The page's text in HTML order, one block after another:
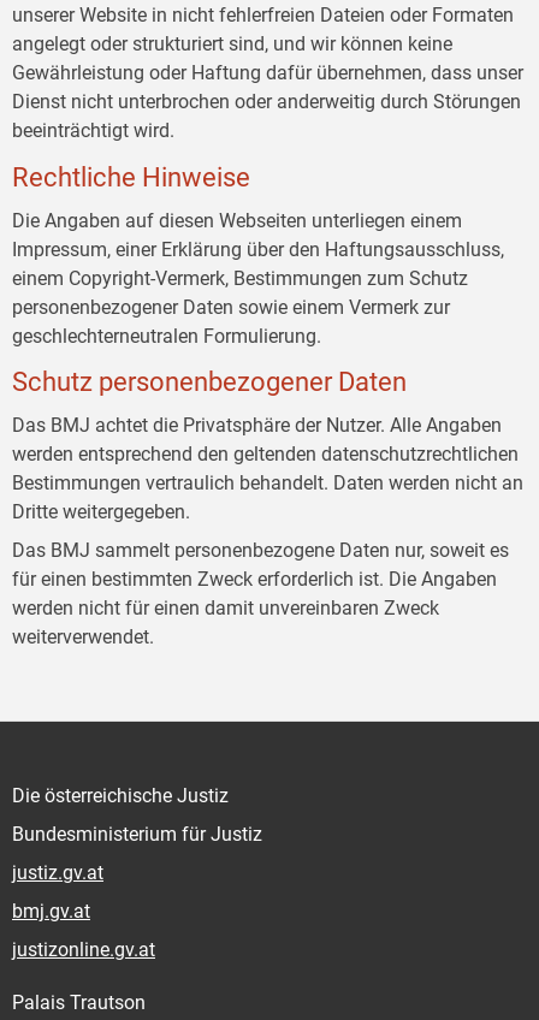
unserer Website in nicht fehlerfreien Dateien oder Formaten
angelegt oder strukturiert sind, und wir können keine
Gewährleistung oder Haftung dafür übernehmen, dass unser
Dienst nicht unterbrochen oder anderweitig durch Störungen
beeinträchtigt wird.
Rechtliche Hinweise
Die Angaben auf diesen Webseiten unterliegen einem
Impressum, einer Erklärung über den Haftungsausschluss,
einem Copyright-Vermerk, Bestimmungen zum Schutz
personenbezogener Daten sowie einem Vermerk zur
geschlechterneutralen Formulierung.
Schutz personenbezogener Daten
Das BMJ achtet die Privatsphäre der Nutzer. Alle Angaben
werden entsprechend den geltenden datenschutzrechtlichen
Bestimmungen vertraulich behandelt. Daten werden nicht an
Dritte weitergegeben.
Das BMJ sammelt personenbezogene Daten nur, soweit es
für einen bestimmten Zweck erforderlich ist. Die Angaben
werden nicht für einen damit unvereinbaren Zweck
weiterverwendet.
Die österreichische Justiz
Bundesministerium für Justiz
justiz.gv.at
bmj.gv.at
justizonline.gv.at
Palais Trautson